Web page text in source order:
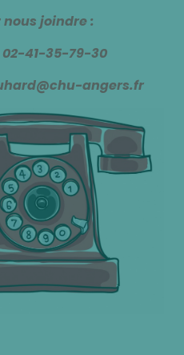
nous joindre :
41-35-79-30
angers.fr